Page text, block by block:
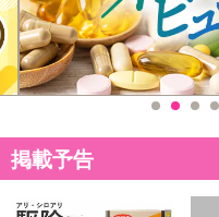
用ください。
●アレルギー等のある方は
●妊娠・授乳中の方はご使用
【賞味・消費期限のある商品
商品到着時点でのお日持ち
掲載予告